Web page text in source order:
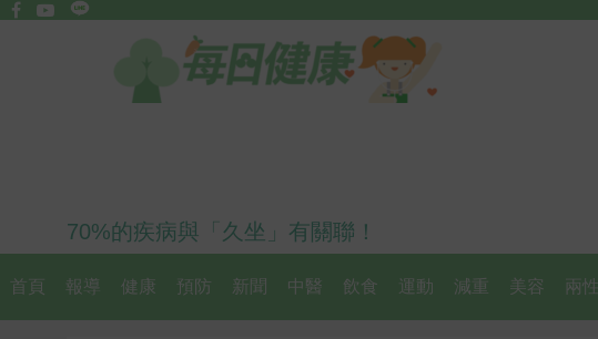
70%的疾病與「久坐」有關聯！
首頁 報導 健康 預防 新聞 中醫 飲食 運動 減重 美容 兩性